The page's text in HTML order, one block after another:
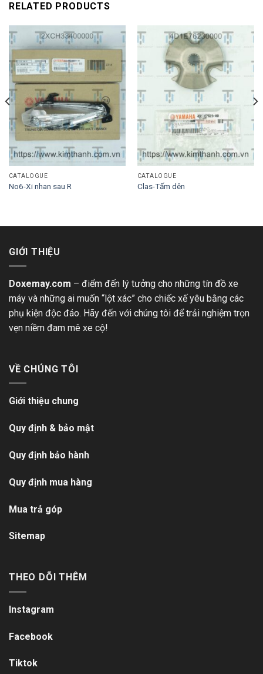
RELATED PRODUCTS
CATALOGUE
No6-Xi nhan sau R
CATALOGUE
Clas-Tấm dên
GIỚI THIỆU
Doxemay.com – điểm đến lý tưởng cho những tín đồ xe
máy và những ai muốn “lột xác” cho chiếc xế yêu bằng các
phụ kiện độc đáo. Hãy đến với chúng tôi để trải nghiệm trọn
vẹn niềm đam mê xe cộ!
VỀ CHÚNG TÔI
Giới thiệu chung
Quy định & bảo mật
Quy định bảo hành
Quy định mua hàng
Mua trả góp
Sitemap
THEO DÕI THÊM
Instagram
Facebook
Tiktok